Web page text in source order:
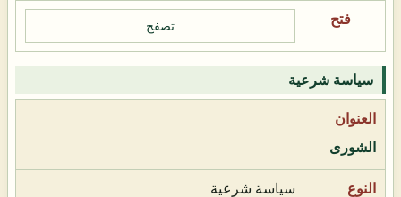
تصفح
سياسة شرعية
الشورى
سياسة شرعية